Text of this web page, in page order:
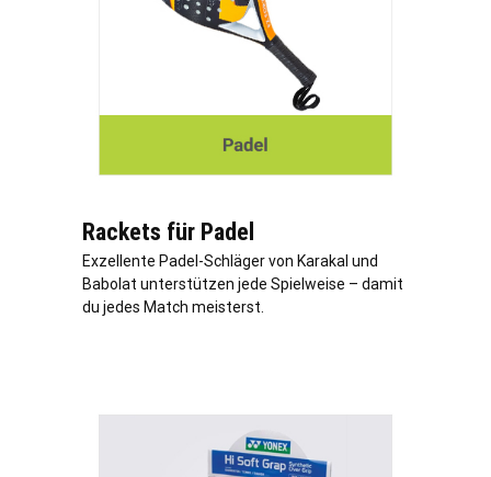
Rackets für Padel
Exzellente Padel-Schläger von Karakal und
Babolat unterstützen jede Spielweise – damit
du jedes Match meisterst.